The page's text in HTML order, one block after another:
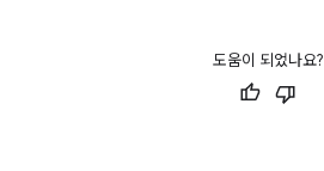
도움이 되었나요?